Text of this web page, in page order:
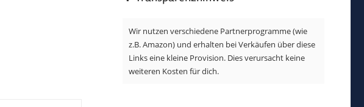
Wir nutzen verschiedene Partnerprogramme (wie
z.B. Amazon) und erhalten bei Verkäufen über diese
Links eine kleine Provision. Dies verursacht keine
weiteren Kosten für dich.